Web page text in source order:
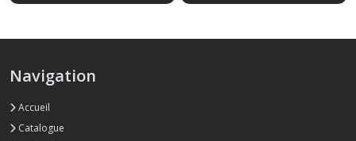
Navigation
Accueil
Catalogue